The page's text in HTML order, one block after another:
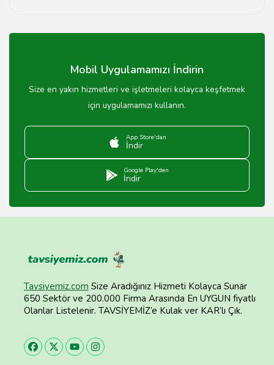
beslenme, UV koruyucu gözlük kullanma ve ekran
Mobil Uygulamamızı İndirin
Size en yakın hizmetleri ve işletmeleri kolayca keşfetmek
için uygulamamızı kullanın.
App Store'dan
İndir
Google Play'den
İndir
Tavsiyemiz.com Size Aradığınız Hizmeti Kolayca Sunar
650 Sektör ve 200.000 Firma Arasında En UYGUN fiyatlı
Olanlar Listelenir. TAVSİYEMİZ’e Kulak ver KAR’lı Çık.